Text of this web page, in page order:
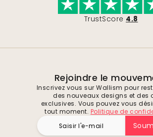
TrustScore 4.8
Rejoindre le
Inscrivez vous sur Wallism pour
des nouveaux designs et des
exclusives. Vous pouvez vous
tout moment. Politique de